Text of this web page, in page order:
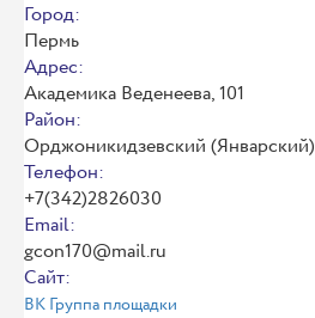
Город:
Пермь
Адрес:
Академика Веденеева, 101
Район:
Орджоникидзевский (Январский)
Телефон:
+7(342)2826030
Email:
gcon170@mail.ru
Сайт:
ВК Группа площадки